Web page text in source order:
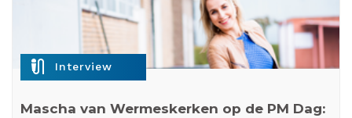
mic_external_on Interview
Mascha van Wermeskerken op de PM Dag: